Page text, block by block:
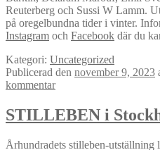
Reuterberg och Sussi W Lamm.
på oregelbundna tider i vinter.
Instagram och Facebook där du
Kategori: Uncategorized
Publicerad den november 9, 2023
kommentar
STILLEBEN i
Århundradets stilleben-utställning